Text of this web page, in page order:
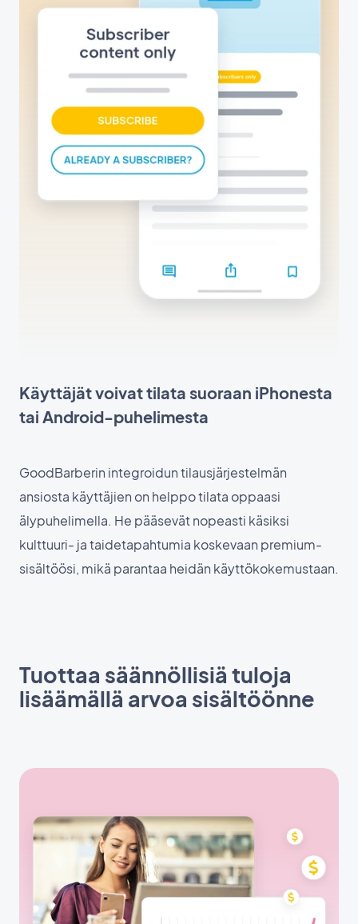
Käyttäjät voivat tilata suoraan iPhonesta
tai Android-puhelimesta
GoodBarberin integroidun tilausjärjestelmän
ansiosta käyttäjien on helppo tilata oppaasi
älypuhelimella. He pääsevät nopeasti käsiksi
kulttuuri- ja taidetapahtumia koskevaan premium-
sisältöösi, mikä parantaa heidän käyttökokemustaan.
Tuottaa säännöllisiä tuloja
lisäämällä arvoa sisältöönne